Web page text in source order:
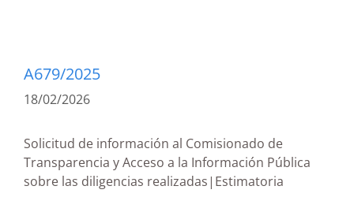
A679/2025
18/02/2026
Solicitud de información al Comisionado de
Transparencia y Acceso a la Información Pública
sobre las diligencias realizadas|Estimatoria